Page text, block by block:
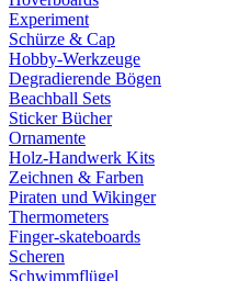
Experiment
Schürze & Cap
Hobby-Werkzeuge
Degradierende Bögen
Beachball Sets
Sticker Bücher
Ornamente
Holz-Handwerk Kits
Zeichnen & Farben
Piraten und Wikinger
Thermometers
Finger-skateboards
Scheren
Schwimmflügel